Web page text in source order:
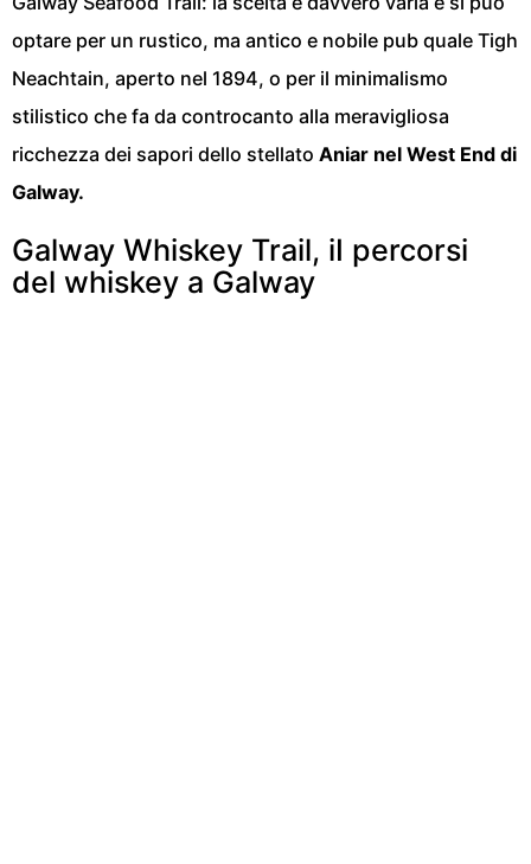
optare per un rustico, ma antico e nobile pub quale Tigh
Neachtain, aperto nel 1894, o per il minimalismo
stilistico che fa da controcanto alla meravigliosa
ricchezza dei sapori dello stellato Aniar nel West End di
Galway.
Galway Whiskey Trail, iI percorsi
del whiskey a Galway